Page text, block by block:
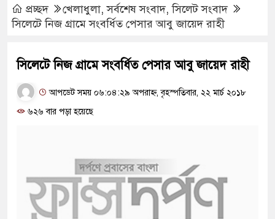
প্রচ্ছদ খেলাধুলা,সর্বশেষ সংবাদ,সিলেট সংবাদ
সিলেটে নিজ গ্রামে সংবর্ধিত পেসার আবু জায়েদ রাহী
সিলেটে নিজ গ্রামে সংবর্ধিত পেসার আবু জায়েদ রাহী
আপডেট সময় ০৬:০৪:২৯ অপরাহ্ন, বৃহস্পতিবার, ২২ মার্চ ২০১৮
৬২৬ বার পড়া হয়েছে